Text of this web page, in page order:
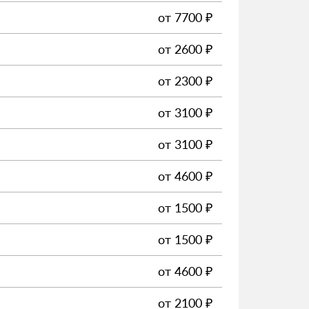
от 7700 ₽
от 2600 ₽
от 2300 ₽
от 3100 ₽
от 3100 ₽
от 4600 ₽
от 1500 ₽
от 1500 ₽
от 4600 ₽
от 2100 ₽